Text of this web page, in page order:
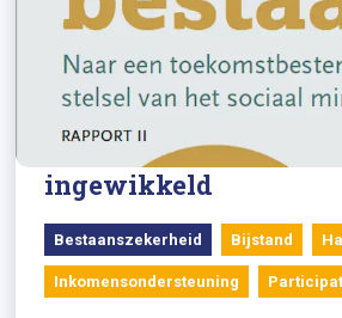
28/09/2023
Tweede rapport
voor burgers is stelsel
ingewikkeld
Bestaanszekerheid Bijstand
Inkomensondersteuning